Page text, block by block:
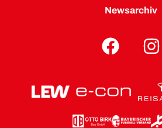
Newsarchiv